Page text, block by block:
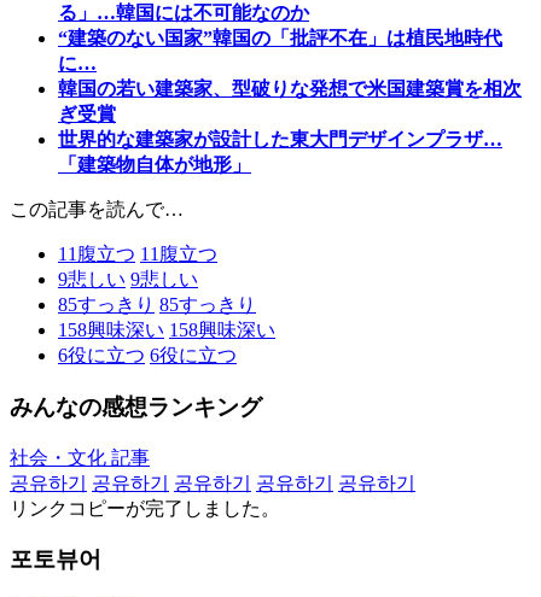
る」…韓国には不可能なのか
“建築のない国家”韓国の「批評不在」は植民地時代
に…
韓国の若い建築家、型破りな発想で米国建築賞を相次
ぎ受賞
世界的な建築家が設計した東大門デザインプラザ…
「建築物自体が地形」
この記事を読んで…
11 腹立つ 11 腹立つ
9悲しい 9悲しい
85すっきり 85すっきり
158興味深い 158興味深い
6役に立つ 6役に立つ
みんなの感想ランキング
社会・文化 記事
공유하기
공유하기 공유하기 공유하기
공유하기
リンクコピーが完了しました。
포토뷰어